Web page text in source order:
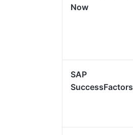
Now
SAP
SuccessFactors